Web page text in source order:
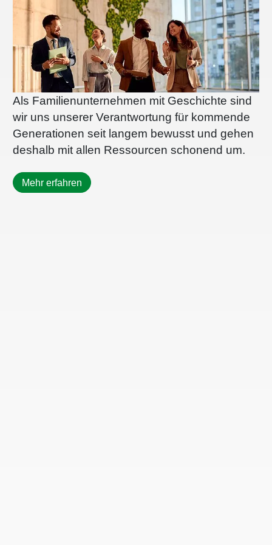
Als Familienunternehmen mit Geschichte sind
wir uns unserer Verantwortung für kommende
Generationen seit langem bewusst und gehen
deshalb mit allen Ressourcen schonend um.
Mehr erfahren